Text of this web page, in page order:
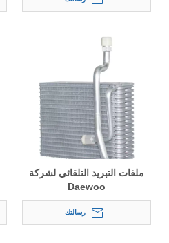
ملفات التبريد التلقائي لشركة
Daewoo
رسالتك